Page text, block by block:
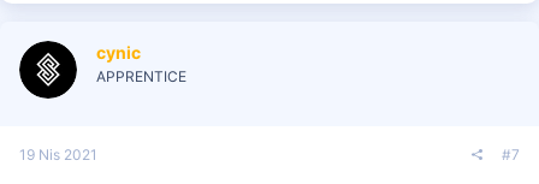
cynic
APPRENTICE
19 Nis 2021 #7